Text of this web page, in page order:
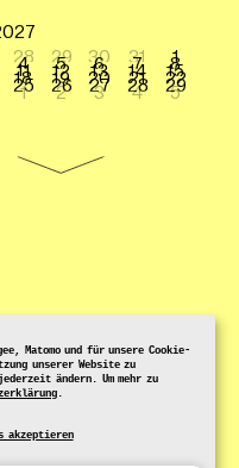
Matomo und für unsere Cookie-
unserer Website zu
ändern. Um mehr zu
.
akzeptieren
28 29 30 31 1
4 5 6 7 8
11 12 13 14 15
18 19 20 21 22
25 26 27 28 29
1 2 3 4 5